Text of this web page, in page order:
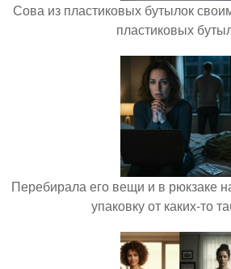
Сова из пластиковых бутылок
пластиковых
Перебирала его вещи и в рюкзаке
упаковку от каких-то